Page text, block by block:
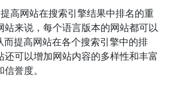
高网站在搜索引擎结果中排名的重
站来说，每个语言版本的网站都可以
而提高网站在各个搜索引擎中的排
可以增加网站内容的多样性和丰富
誉度。